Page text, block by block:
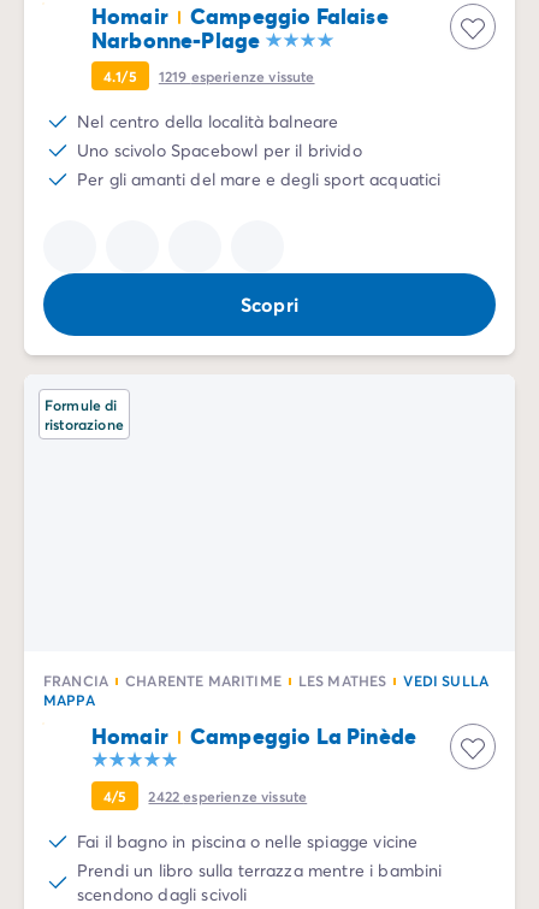
Homair
Campeggio Falaise
Narbonne-Plage
4.1/5 1219 esperienze vissute
Nel centro della località balneare
Uno scivolo Spacebowl per il brivido
Per gli amanti del mare e degli sport acquatici
Scopri
Formule di
ristorazione
FRANCIA CHARENTE MARITIME LES MATHES
VEDI SULLA
MAPPA
Homair Campeggio La Pinède
4/5 2422esperienze vissute
Fai il bagno in piscina o nelle spiagge vicine
Prendi un libro sulla terrazza mentre i bambini
scendono dagli scivoli